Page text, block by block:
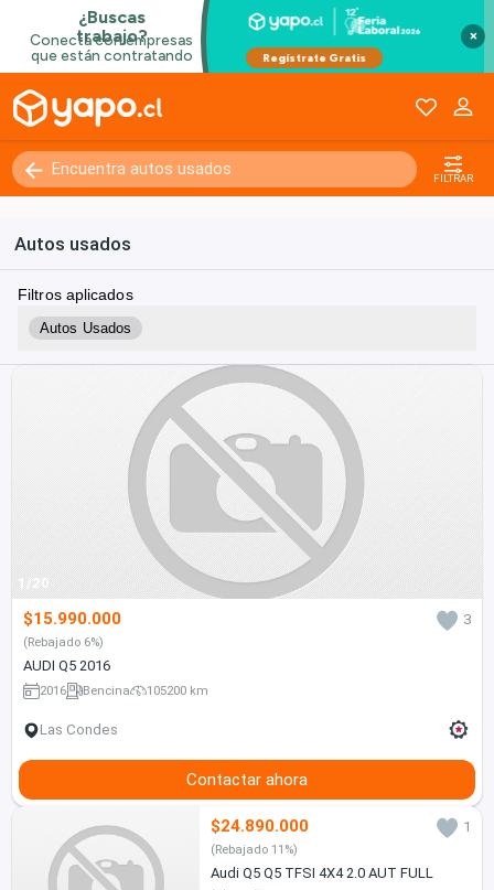
×
FILTRAR
Autos usados
Filtros aplicados
Autos Usados
1/20
$15.990.000 3
(Rebajado 6%)
AUDI Q5 2016
2016 Bencina 105200 km
Las Condes
Contactar ahora
$24.890.000 1
(Rebajado 11%)
Audi Q5 Q5 TFSI 4X4 2.0 AUT FULL